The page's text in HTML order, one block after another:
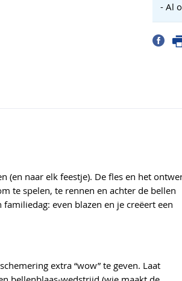
- Al
(en naar elk feestje). De fles en het
te spelen, te rennen en achter de bellen
even blazen en je creëert een
extra “wow” te geven. Laat